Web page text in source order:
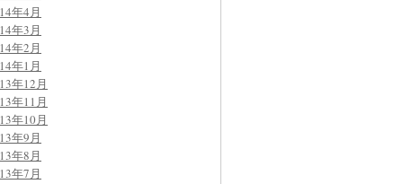
年4月
年3月
年2月
年1月
年12月
年11月
年10月
年9月
年8月
年7月